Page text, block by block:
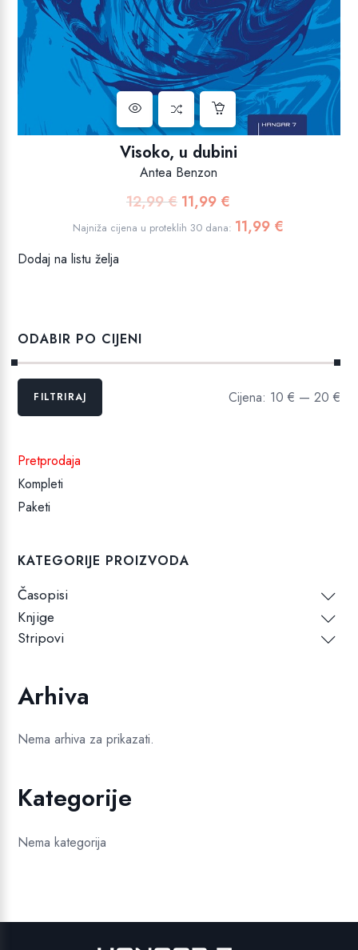
Visoko, u dubini
Antea Benzon
12,99€ Izvorna
cijena
11,99 €
cijena
Najniža cijena u proteklih 30 dana: 11,99 €
Dodaj na listu želja
ODABIR PO CIJENI
Min
MaksFILTRIRAJ Cijena: 10 € — 20 €
Pretprodaja
Kompleti
Paketi
KATEGORIJE PROIZVODA
Časopisi
Knjige
Stripovi
Arhiva
Nema arhiva za prikazati.
Kategorije
Nema kategorija